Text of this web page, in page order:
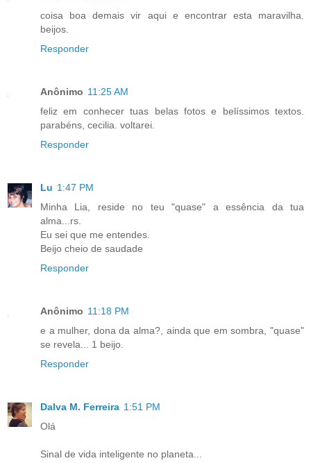
coisa boa demais vir aqui e encontrar esta maravilha.
beijos.
Responder
Anônimo 11:25 AM
feliz em conhecer tuas belas fotos e belíssimos textos.
parabéns, cecilia. voltarei.
Responder
Lu 1:47 PM
Minha Lia, reside no teu "quase" a essência da tua
alma...rs.
Eu sei que me entendes.
Beijo cheio de saudade
Responder
Anônimo 11:18 PM
e a mulher, dona da alma?, ainda que em sombra, "quase"
se revela... 1 beijo.
Responder
Dalva M. Ferreira 1:51 PM
Olá
Sinal de vida inteligente no planeta...